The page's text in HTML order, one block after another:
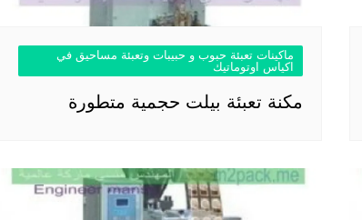
ماكينات تعبئة حبوب و حبيبات وتعبئة مساحيق في
اكياس اوتوماتيك
مكنة تعبئة بيلت حجمية متطورة